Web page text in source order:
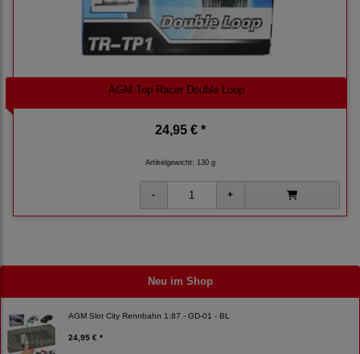
Neu im Shop
AGM Slot City Rennbahn 1:87 - GD-01 - BL
24,95 € *
AGM Top Racer Double Loop
24,95 € *
Artikelgewicht: 130 g